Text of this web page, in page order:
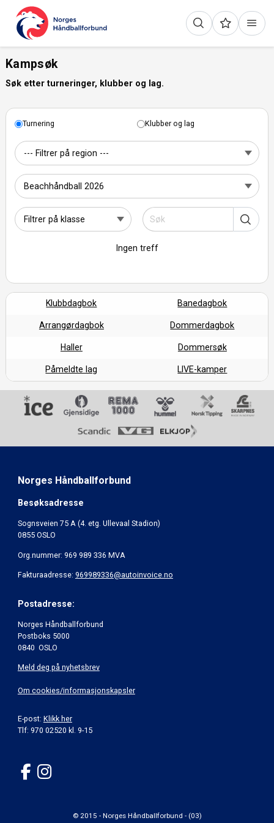
Kampsøk
Søk etter turneringer, klubber og lag.
Turnering Klubber og lag
Ingen treff
Klubbdagbok Banedagbok
Arrangørdagbok Dommerdagbok
Haller Dommersøk
Påmeldte lag LIVE-kamper
Norges Håndballforbund
Besøksadresse
Sognsveien 75 A (4. etg. Ullevaal Stadion)
0855 OSLO
Org.nummer: 969 989 336 MVA
Fakturaadresse: 969989336@autoinvoice.no
Postadresse:
Norges Håndballforbund
Postboks 5000
0840 OSLO
Meld deg på nyhetsbrev
Om cookies/informasjonskapsler
E-post: Klikk her
Tlf: 970 02520 kl. 9-15
© 2015 - Norges Håndballforbund - (03)